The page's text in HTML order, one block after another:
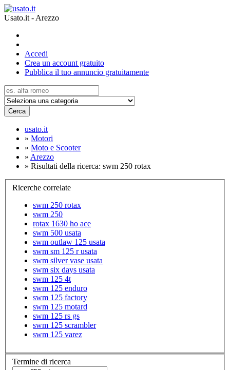
Usato.it - Arezzo
Accedi
Crea un account gratuito
Pubblica il tuo annuncio gratuitamente
Cerca
usato.it
» Motori
» Moto e Scooter
» Arezzo
» Risultati della ricerca: swm 250 rotax
Ricerche correlate
swm 250 rotax
swm 250
rotax 1630 ho ace
swm 500 usata
swm outlaw 125 usata
swm sm 125 r usata
swm silver vase usata
swm six days usata
swm 125 4t
swm 125 enduro
swm 125 factory
swm 125 motard
swm 125 rs gs
swm 125 scrambler
swm 125 varez
Termine di ricerca